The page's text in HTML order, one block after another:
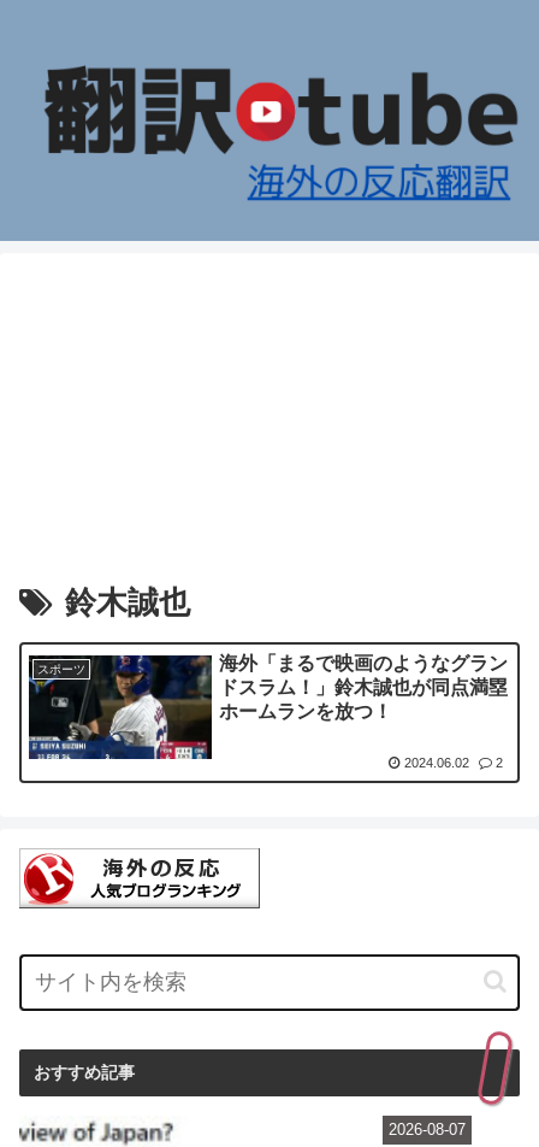
鈴木誠也
スポーツ
海外「まるで映画のようなグラン
ドスラム！」鈴木誠也が同点満塁
ホームランを放つ！
2024.06.02 2
おすすめ記事
2026-08-07